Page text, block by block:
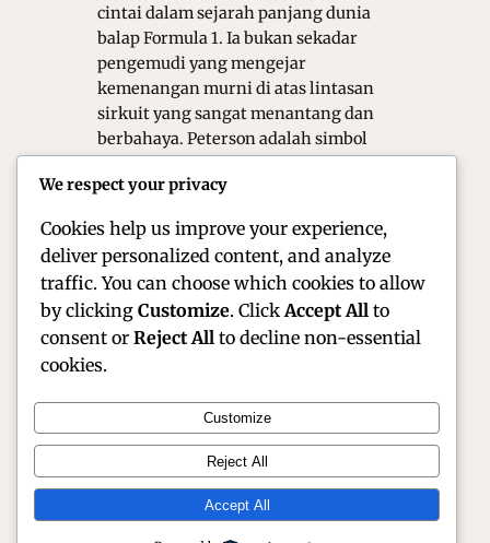
cintai dalam sejarah panjang dunia
balap Formula 1. Ia bukan sekadar
pengemudi yang mengejar
kemenangan murni di atas lintasan
sirkuit yang sangat menantang dan
berbahaya. Peterson adalah simbol
yang spektakuler, serta sportivitas
Official Site of Christian Montanari | Racer &
Motorsport Profile
We respect your privacy
Cookies help us improve your experience,
deliver personalized content, and analyze
traffic. You can choose which cookies to allow
by clicking Customize. Click Accept All to
consent or Reject All to decline non-essential
cookies.
Customize
Reject All
Accept All